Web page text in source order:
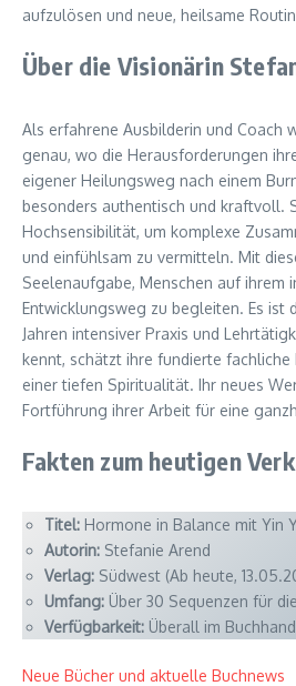
aufzulösen und neue, heilsame
Über die Visionärin
Als erfahrene Ausbilderin und Coach
genau, wo die Herausforderungen
eigener Heilungsweg nach einem
besonders authentisch und kraftvoll.
Hochsensibilität, um komplexe
und einfühlsam zu vermitteln. Mit
Seelenaufgabe, Menschen auf ihrem
Entwicklungsweg zu begleiten. Es ist
Jahren intensiver Praxis und
kennt, schätzt ihre fundierte
einer tiefen Spiritualität. Ihr neues
Fortführung ihrer Arbeit für eine
Fakten zum heutigen
Titel: Hormone in Balance mit Yin
Autorin: Stefanie Arend
Verlag: Südwest (Ab heute,
Umfang: Über 30 Sequenzen für
Verfügbarkeit: Überall im
Neue Bücher und aktuelle Buchnews